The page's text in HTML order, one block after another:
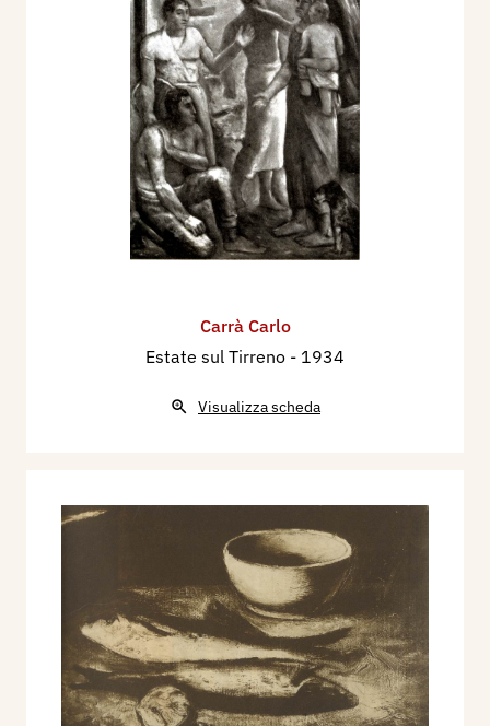
Carrà Carlo
Estate sul Tirreno - 1934
Visualizza scheda